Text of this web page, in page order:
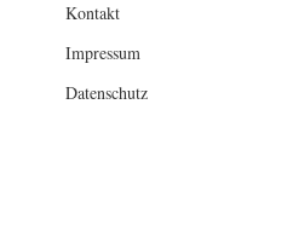
Kontakt
Impressum
Datenschutz